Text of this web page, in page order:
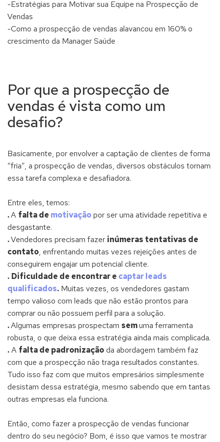
-Estratégias para Motivar sua Equipe na Prospecção de
Vendas
-Como a prospecção de vendas alavancou em 160% o
crescimento da Manager Saúde
Por que a prospecção de
vendas é vista como um
desafio?
Basicamente, por envolver a captação de clientes de forma
“fria”, a prospecção de vendas, diversos obstáculos tornam
essa tarefa complexa e desafiadora.
Entre eles, temos:
.A falta de motivaçãopor ser uma atividade repetitiva e
desgastante.
.Vendedores precisam fazer inúmeras tentativas de
contato, enfrentando muitas vezes rejeições antes de
conseguirem engajar um potencial cliente.
. Dificuldade de encontrar e captar leads
qualificados. Muitas vezes, os vendedores gastam
tempo valioso com leads que não estão prontos para
comprar ou não possuem perfil para a solução.
.Algumas empresas prospectam semuma ferramenta
robusta, o que deixa essa estratégia ainda mais complicada.
.A falta de padronizaçãoda abordagem também faz
com que a prospecção não traga resultados constantes.
Tudo isso faz com que muitos empresários simplesmente
desistam dessa estratégia, mesmo sabendo que em tantas
outras empresas ela funciona.
Então, como fazer a prospecção de vendas funcionar
dentro do seu negócio? Bom, é isso que vamos te mostrar